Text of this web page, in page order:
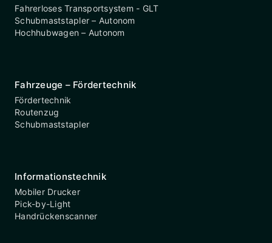
Fahrerloses Transportsystem - GLT
Schubmaststapler – Autonom
Hochhubwagen – Autonom
Fahrzeuge – Fördertechnik
Fördertechnik
Routenzug
Schubmaststapler
Informationstechnik
Mobiler Drucker
Pick-by-Light
Handrückenscanner